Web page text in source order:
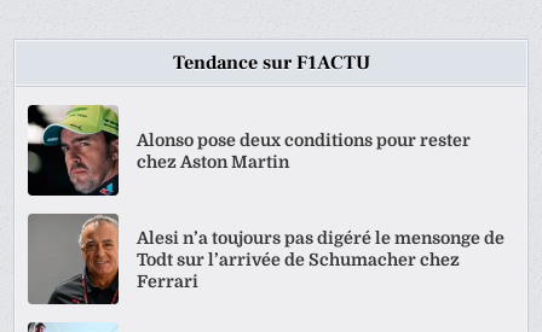
Tendance sur F1ACTU
Alonso pose deux conditions pour rester
chez Aston Martin
Alesi n’a toujours pas digéré le mensonge de
Todt sur l’arrivée de Schumacher chez
Ferrari